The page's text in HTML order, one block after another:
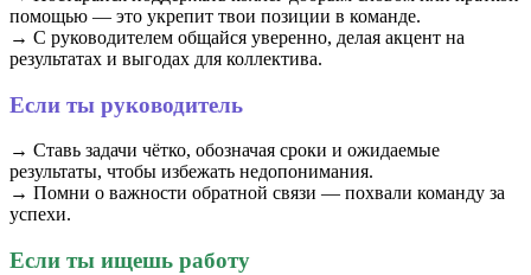
помощью — это укрепит твои позиции в команде.
→ С руководителем общайся уверенно, делая акцент на
результатах и выгодах для коллектива.
Если ты руководитель
→ Ставь задачи чётко, обозначая сроки и ожидаемые
результаты, чтобы избежать недопонимания.
→ Помни о важности обратной связи — похвали команду за
успехи.
Если ты ищешь работу